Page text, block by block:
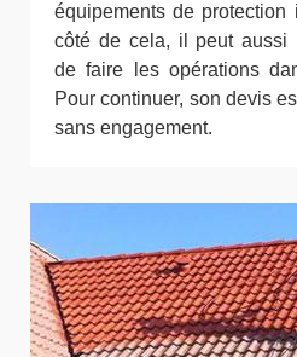
équipements de
côté de cela, il peut aussi
de faire les opérations
Pour continuer, son devis
sans engagement.